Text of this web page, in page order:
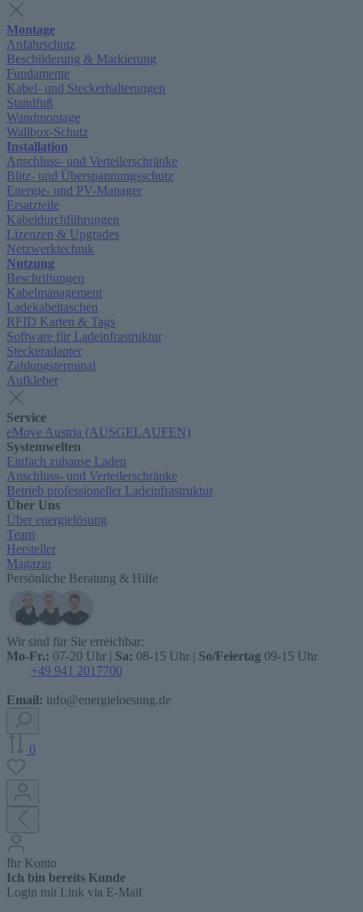
Montage
Anfahrschutz
Beschilderung & Markierung
Fundamente
Kabel- und Steckerhalterungen
Standfuß
Wandmontage
Wallbox-Schutz
Installation
Anschluss- und Verteilerschränke
Blitz- und Überspannungsschutz
Energie- und PV-Manager
Ersatzteile
Kabeldurchführungen
Lizenzen & Upgrades
Netzwerktechnik
Nutzung
Beschriftungen
Kabelmanagement
Ladekabeltaschen
RFID Karten & Tags
Software für Ladeinfrastruktur
Steckeradapter
Zahlungsterminal
Aufkleber
Service
eMove Austria (AUSGELAUFEN)
Systemwelten
Einfach zuhause Laden
Anschluss- und Verteilerschränke
Betrieb professioneller Ladeinfrastruktur
Über Uns
Über energielösung
Team
Hersteller
Magazin
Persönliche Beratung & Hilfe
Wir sind für Sie erreichbar:
Mo-Fr.: 07-20 Uhr | Sa: 08-15 Uhr | So/Feiertag 09-15 Uhr
+49 941 2017700
Email: info@energieloesung.de
0
Ihr Konto
Ich bin bereits Kunde
Login mit Link via E-Mail